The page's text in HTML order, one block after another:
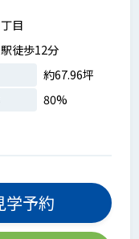
目
駅徒歩12分
約67.96坪
80%
学予約